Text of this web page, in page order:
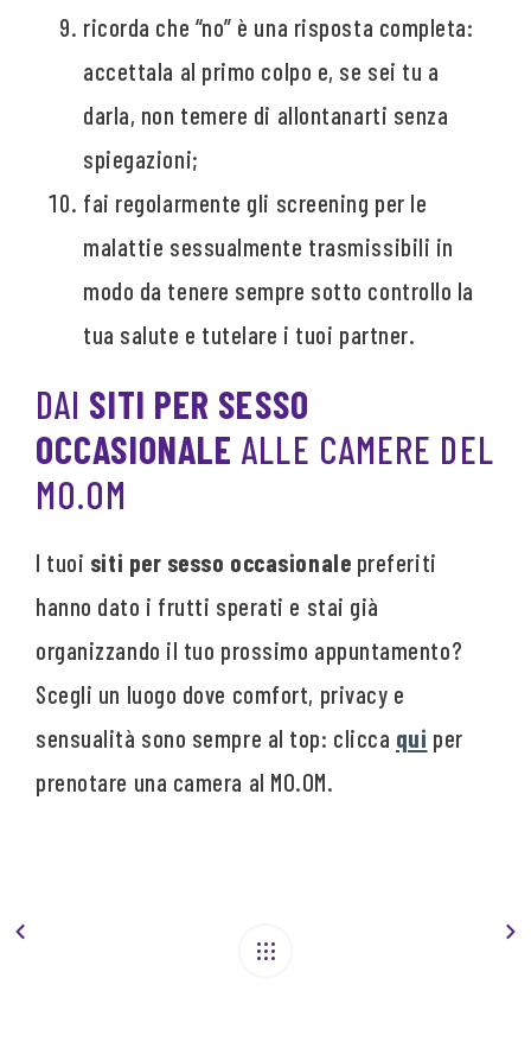
ricorda che “no” è una risposta completa:
accettala al primo colpo e, se sei tu a
darla, non temere di allontanarti senza
spiegazioni;
fai regolarmente gli screening per le
malattie sessualmente trasmissibili in
modo da tenere sempre sotto controllo la
tua salute e tutelare i tuoi partner.
DAI SITI PER SESSO
OCCASIONALE ALLE CAMERE DEL
MO.OM
I tuoi siti per sesso occasionale preferiti
hanno dato i frutti sperati e stai già
organizzando il tuo prossimo appuntamento?
Scegli un luogo dove comfort, privacy e
sensualità sono sempre al top: clicca qui per
prenotare una camera al MO.OM.